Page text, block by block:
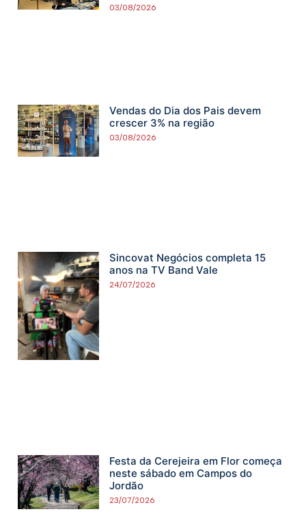
03/08/2026
Vendas do Dia dos Pais devem
crescer 3% na região
03/08/2026
Sincovat Negócios completa 15
anos na TV Band Vale
24/07/2026
Festa da Cerejeira em Flor começa
neste sábado em Campos do
Jordão
23/07/2026